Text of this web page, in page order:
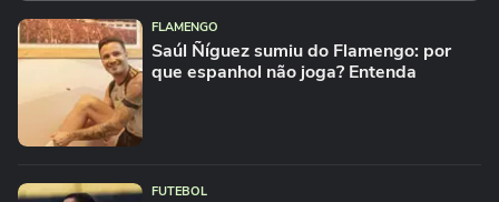
FLAMENGO
Saúl Ñíguez sumiu do Flamengo: por
que espanhol não joga? Entenda
FUTEBOL